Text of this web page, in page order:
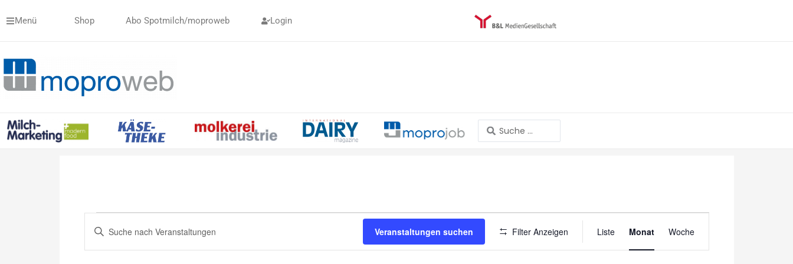
InhaltMenü Shop Abo Spotmilch/moproweb Login
Search
...
Veranstaltungen
Suche
und
Ansichten,
Bitte
Veranstaltungen suchen Filter Anzeigen
Ansichten-
Navigation
Liste Monat Woche